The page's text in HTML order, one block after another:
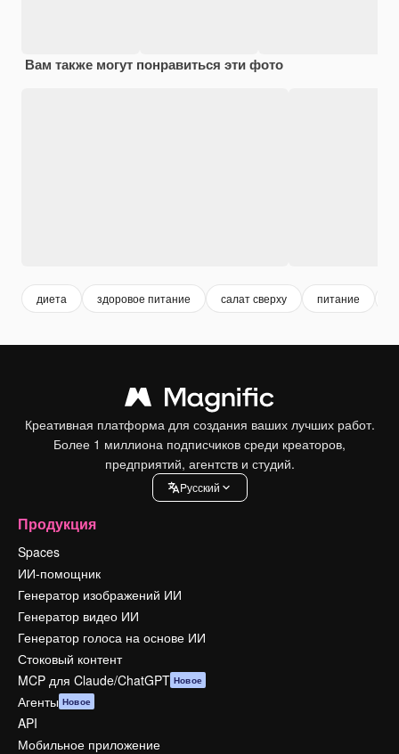
Вам также могут понравиться эти фото
диета здоровое питание салат сверху питание
Креативная платформа для создания ваших лучших работ.
Более 1 миллиона подписчиков среди креаторов,
предприятий, агентств и студий.
Pусский
Продукция
Spaces
ИИ-помощник
Генератор изображений ИИ
Генератор видео ИИ
Генератор голоса на основе ИИ
Стоковый контент
MCP для Claude/ChatGPT Новое
Агенты Новое
API
Мобильное приложение